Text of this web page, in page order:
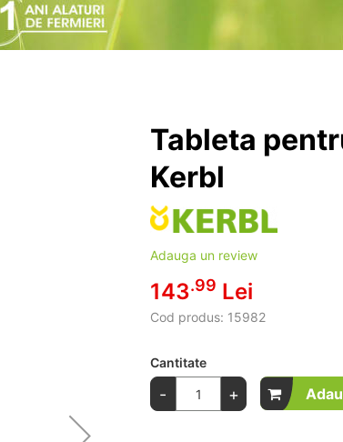
Tableta
Kerbl
Adauga un review
143.99 Lei
Cod produs: 15982
Cantitate
- +